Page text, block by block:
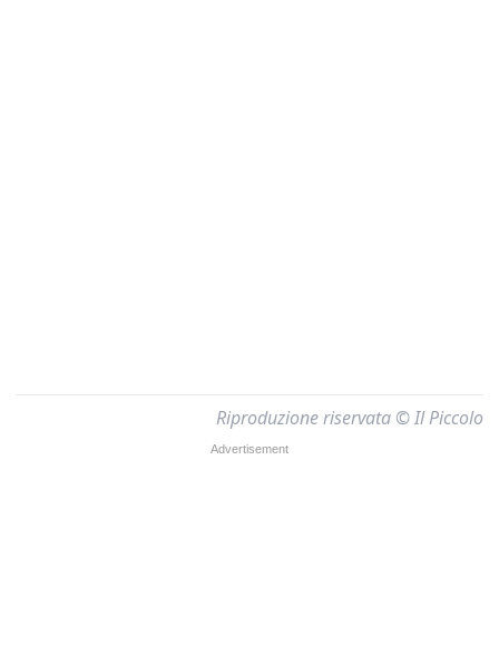
Riproduzione riservata © Il Piccolo